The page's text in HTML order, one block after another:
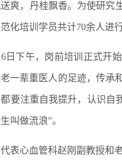
爽，丹桂飘香。为使研究
化培训学员共计70余人进
日下午，岗前培训正式开
一辈重医人的足迹，传承
要注重自我提升，认识自
叫做流浪”。
表心血管科赵刚副教授和